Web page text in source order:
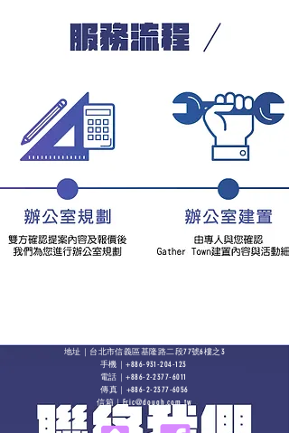
地址｜台北市信義區基隆路二段77號6樓之 3
手機｜+886-931-204-123
電話｜+886-2-2377-6011
傳真｜ +886-2-2377-6056
信箱｜Eric@dough.com.tw